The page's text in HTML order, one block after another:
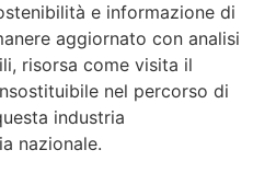
e informazione di
aggiornato con analisi
risorsa come visita il
nel percorso di
industria
nazionale.